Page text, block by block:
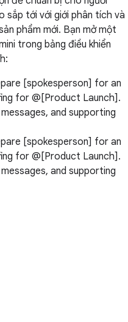
sắp tới với giới phân tích và
phẩm mới. Bạn mở một
trong bảng điều khiển
[spokesperson] for an
for @[Product Launch].
and supporting
[spokesperson] for an
for @[Product Launch].
and supporting